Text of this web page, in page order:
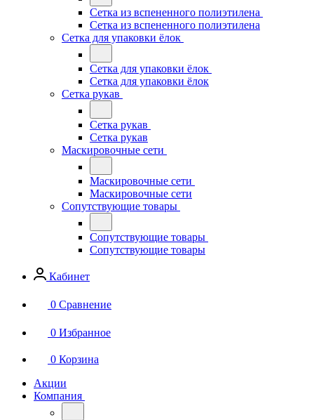
Сетка из вспененного полиэтилена
Сетка из вспененного полиэтилена
Сетка для упаковки ёлок
Сетка для упаковки ёлок
Сетка для упаковки ёлок
Сетка рукав
Сетка рукав
Сетка рукав
Маскировочные сети
Маскировочные сети
Маскировочные сети
Сопутствующие товары
Сопутствующие товары
Сопутствующие товары
Кабинет
0 Сравнение
0 Избранное
0 Корзина
Акции
Компания